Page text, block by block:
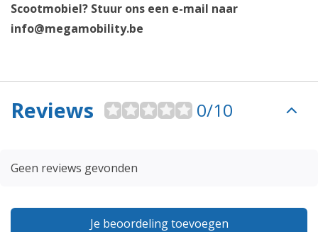
Scootmobiel? Stuur ons een e-mail naar
info@megamobility.be
Reviews 0/10
Geen reviews gevonden
Je beoordeling toevoegen